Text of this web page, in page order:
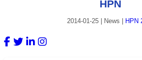
HPN
2014-01-25| News HPN